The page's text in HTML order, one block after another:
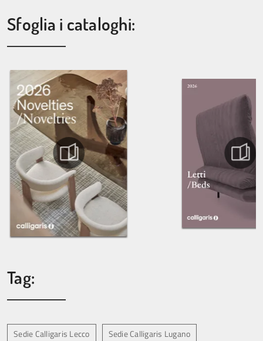
Sfoglia i cataloghi:
Tag:
Sedie Calligaris Lecco Sedie Calligaris Lugano